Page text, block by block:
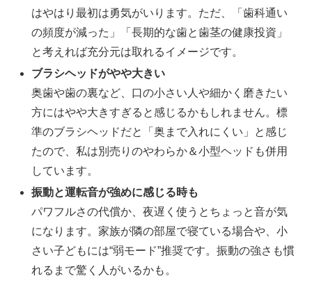
はやはり最初は勇気がいります。ただ、「歯科通い
の頻度が減った」「長期的な歯と歯茎の健康投資」
と考えれば充分元は取れるイメージです。
ブラシヘッドがやや大きい
奥歯や歯の裏など、口の小さい人や細かく磨きたい
方にはやや大きすぎると感じるかもしれません。標
準のブラシヘッドだと「奥まで入れにくい」と感じ
たので、私は別売りのやわらか＆小型ヘッドも併用
しています。
振動と運転音が強めに感じる時も
パワフルさの代償か、夜遅く使うとちょっと音が気
になります。家族が隣の部屋で寝ている場合や、小
さい子どもには“弱モード”推奨です。振動の強さも慣
れるまで驚く人がいるかも。